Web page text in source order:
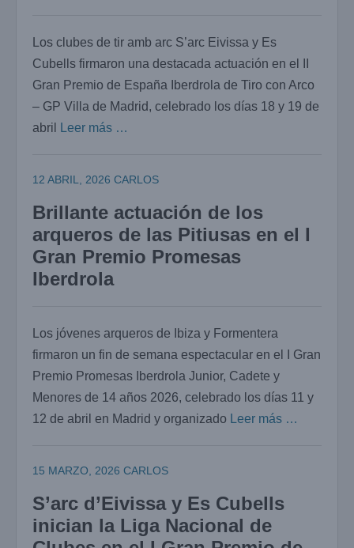
Los clubes de tir amb arc S’arc Eivissa y Es
Cubells firmaron una destacada actuación en el II
Gran Premio de España Iberdrola de Tiro con Arco
– GP Villa de Madrid, celebrado los días 18 y 19 de
abril
Leer más …
12 ABRIL, 2026 CARLOS
Brillante actuación de los
arqueros de las Pitiusas en el I
Gran Premio Promesas
Iberdrola
Los jóvenes arqueros de Ibiza y Formentera
firmaron un fin de semana espectacular en el I Gran
Premio Promesas Iberdrola Junior, Cadete y
Menores de 14 años 2026, celebrado los días 11 y
12 de abril en Madrid y organizado
Leer más …
15 MARZO, 2026 CARLOS
S’arc d’Eivissa y Es Cubells
inician la Liga Nacional de